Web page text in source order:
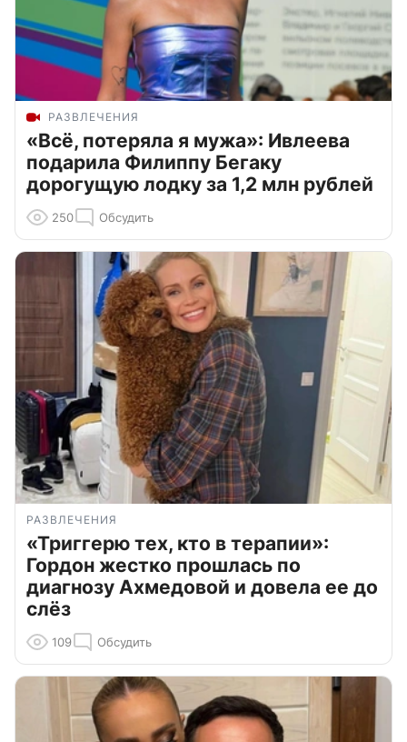
РАЗВЛЕЧЕНИЯ
«Всё, потеряла я мужа»: Ивлеева
подарила Филиппу Бегаку
дорогущую лодку за 1,2 млн рублей
250 Обсудить
РАЗВЛЕЧЕНИЯ
«Триггерю тех, кто в терапии»:
Гордон жестко прошлась по
диагнозу Ахмедовой и довела ее до
слёз
109 Обсудить